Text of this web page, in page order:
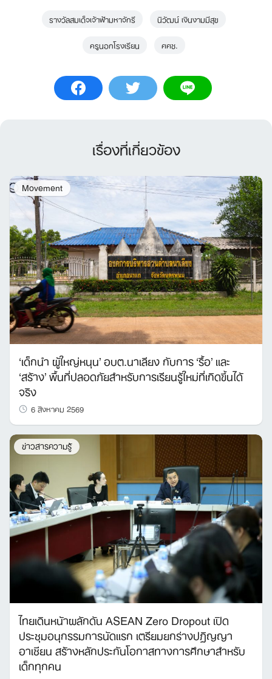
รางวัลสมเด็จเจ้าฟ้ามหาจักรี
นิวัฒน์ เงินงามมีสุข
ครูนอกโรงเรียน
ศศช.
เรื่องที่เกี่ยวข้อง
Movement
‘เด็กนำ ผู้ใหญ่หนุน’ อบต.นาเลียง กับการ ‘รื้อ’ และ
‘สร้าง’ พื้นที่ปลอดภัยสำหรับการเรียนรู้ใหม่ที่เกิดขึ้นได้
จริง
6 สิงหาคม 2569
ข่าวสารความรู้
ไทยเดินหน้าผลักดัน ASEAN Zero Dropout เปิด
ประชุมอนุกรรมการนัดแรก เตรียมยกร่างปฏิญญา
อาเซียน สร้างหลักประกันโอกาสทางการศึกษาสำหรับ
เด็กทุกคน